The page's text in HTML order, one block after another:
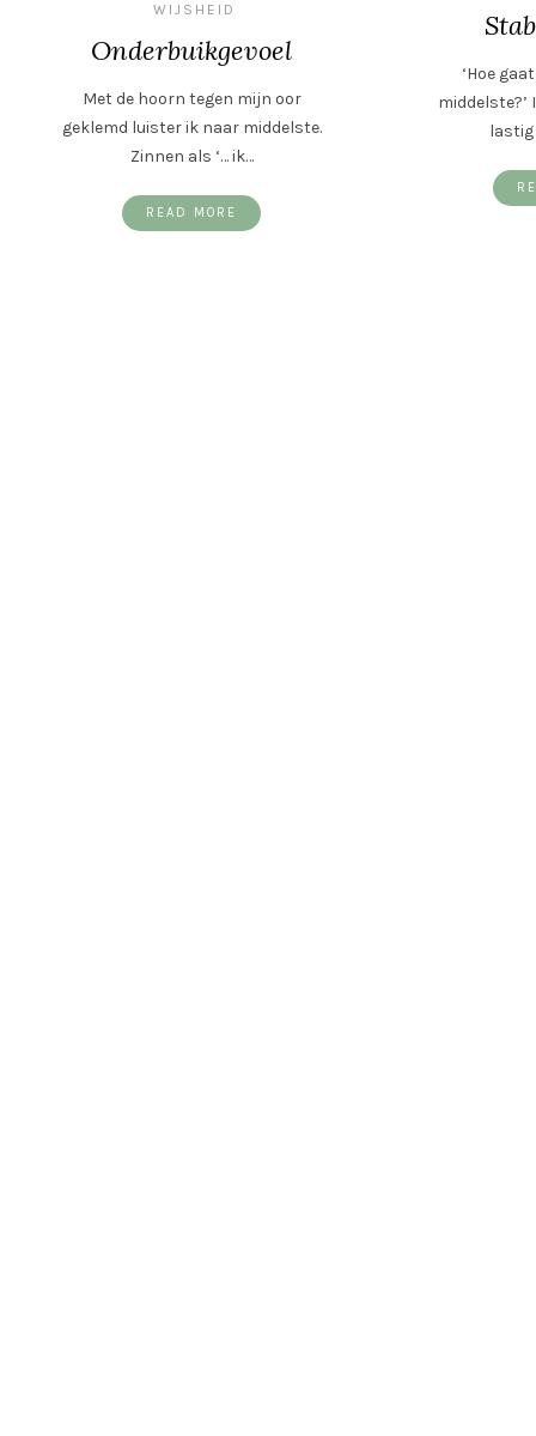
WIJSHEID
Onderbuikgevoel
Met de hoorn tegen mijn oor
geklemd luister ik naar middelste.
Zinnen als ‘… ik…
READ MORE
‘Hoe
lastig